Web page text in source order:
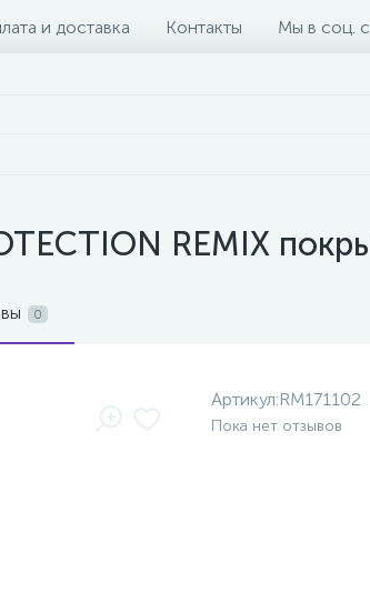
и доставка Контакты Мы в соц.
REMIX
0
Артикул:RM171102
Пока нет отзывов